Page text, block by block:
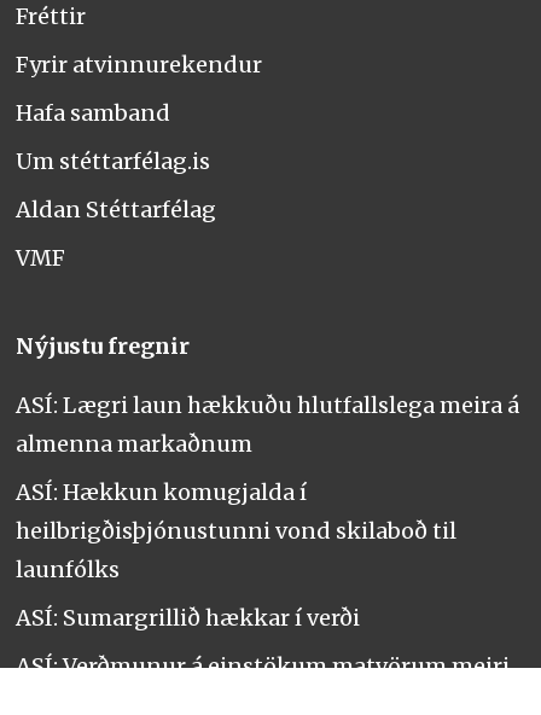
Fréttir
Fyrir atvinnurekendur
Hafa samband
Um stéttarfélag.is
Aldan Stéttarfélag
VMF
Nýjustu fregnir
ASÍ: Lægri laun hækkuðu hlutfallslega meira á
almenna markaðnum
ASÍ: Hækkun komugjalda í
heilbrigðisþjónustunni vond skilaboð til
launfólks
ASÍ: Sumargrillið hækkar í verði
ASÍ: Verðmunur á einstökum matvörum meiri